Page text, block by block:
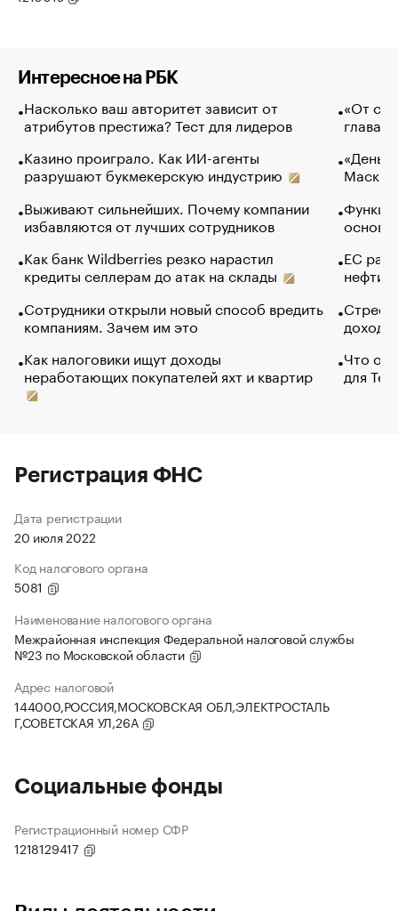
Интересное на РБК
Насколько ваш авторитет зависит от
атрибутов престижа? Тест для лидеров
Казино проиграло. Как ИИ-агенты
разрушают букмекерскую индустрию
Выживают сильнейших. Почему компании
избавляются от лучших сотрудников
Как банк Wildberries резко нарастил
кредиты селлерам до атак на склады
Сотрудники открыли новый способ вредить
компаниям. Зачем им это
Как налоговики ищут доходы
неработающих покупателей яхт и квартир
«От
глава
Маск в
основ
ЕС
нефти
Что
для
Регистрация ФНС
Дата регистрации
20 июля 2022
Код налогового органа
5081
Наименование налогового органа
Межрайонная инспекция Федеральной налоговой службы
№23 по Московской области
Адрес налоговой
144000,РОССИЯ,МОСКОВСКАЯ ОБЛ,ЭЛЕКТРОСТАЛЬ
Г,СОВЕТСКАЯ УЛ,26А
Социальные фонды
Регистрационный номер СФР
1218129417